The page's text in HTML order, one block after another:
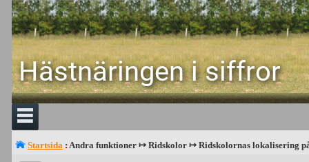
Hästnäringen i siffror
Startsida : Andra funktioner ↦ Ridskolor ↦ Ridskolornas lokalisering